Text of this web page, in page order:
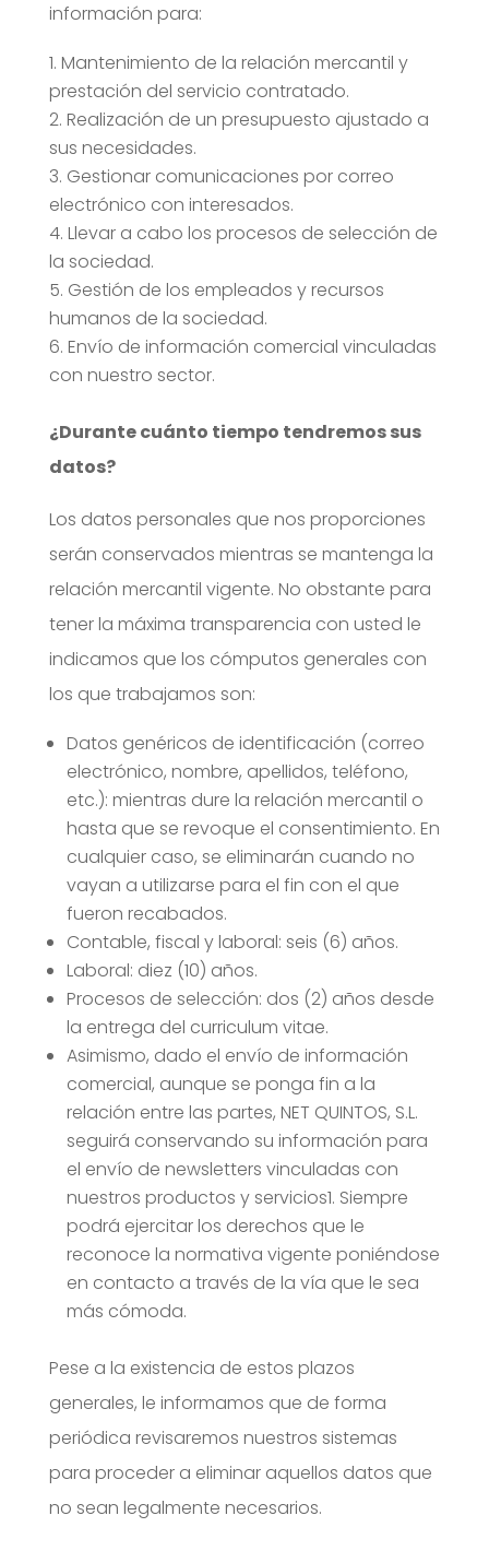
información para:
Mantenimiento de la relación mercantil y
prestación del servicio contratado.
Realización de un presupuesto ajustado a
sus necesidades.
Gestionar comunicaciones por correo
electrónico con interesados.
Llevar a cabo los procesos de selección de
la sociedad.
Gestión de los empleados y recursos
humanos de la sociedad.
Envío de información comercial vinculadas
con nuestro sector.
¿Durante cuánto tiempo tendremos sus
datos?
Los datos personales que nos proporciones
serán conservados mientras se mantenga la
relación mercantil vigente. No obstante para
tener la máxima transparencia con usted le
indicamos que los cómputos generales con
los que trabajamos son:
Datos genéricos de identificación (correo
electrónico, nombre, apellidos, teléfono,
etc.): mientras dure la relación mercantil o
hasta que se revoque el consentimiento. En
cualquier caso, se eliminarán cuando no
vayan a utilizarse para el fin con el que
fueron recabados.
Contable, fiscal y laboral: seis (6) años.
Laboral: diez (10) años.
Procesos de selección: dos (2) años desde
la entrega del curriculum vitae.
Asimismo, dado el envío de información
comercial, aunque se ponga fin a la
relación entre las partes, NET QUINTOS, S.L.
seguirá conservando su información para
el envío de newsletters vinculadas con
nuestros productos y servicios1. Siempre
podrá ejercitar los derechos que le
reconoce la normativa vigente poniéndose
en contacto a través de la vía que le sea
más cómoda.
Pese a la existencia de estos plazos
generales, le informamos que de forma
periódica revisaremos nuestros sistemas
para proceder a eliminar aquellos datos que
no sean legalmente necesarios.